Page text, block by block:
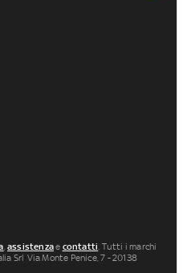
,assistenzae contatti. Tutti i marchi
Srl Via Monte Penice, 7 - 20138